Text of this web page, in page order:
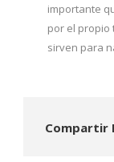
importante
por el propio
sirven para
Compartir